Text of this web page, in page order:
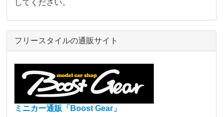
してください。
フリースタイルの通販サイト
ミニカー通販「Boost Gear」